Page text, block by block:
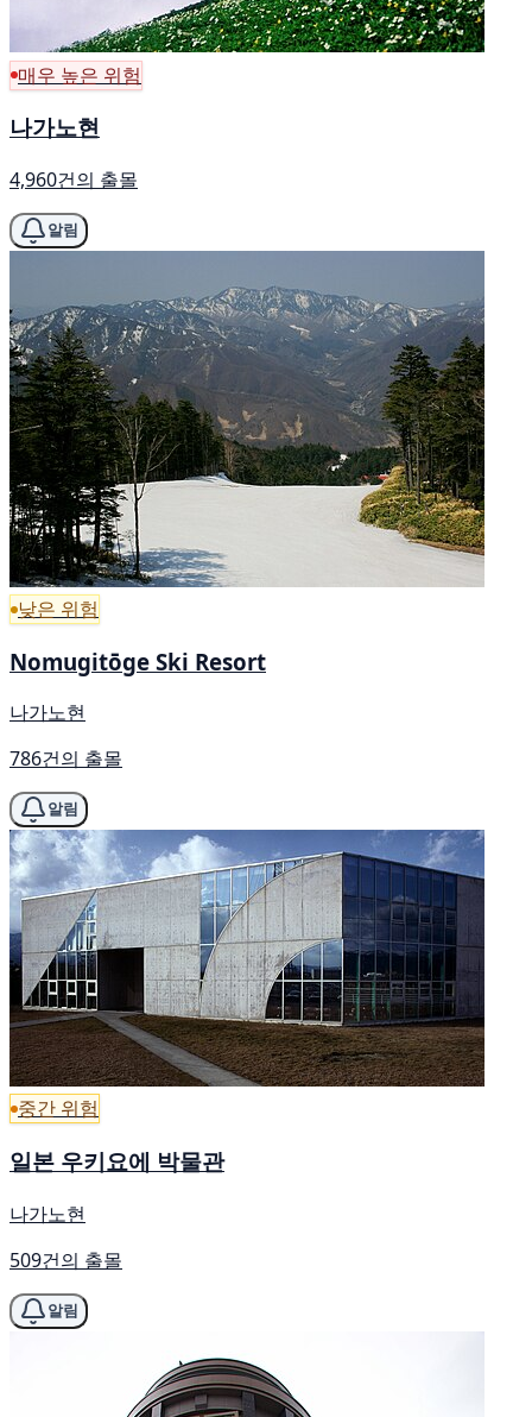
매우 높은 위험
나가노현
4,960건의 출몰
알림
낮은 위험
Nomugitōge Ski Resort
나가노현
786건의 출몰
알림
중간 위험
일본 우키요에 박물관
나가노현
509건의 출몰
알림